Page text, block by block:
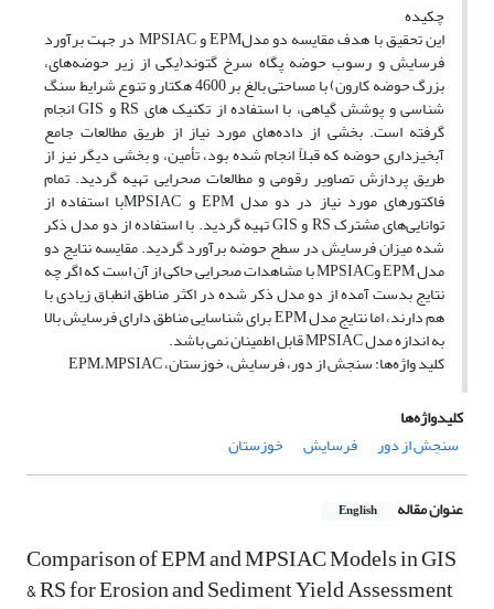
چکیده
این تحقیق با هدف مقایسه دو مدلEPM و MPSIAC در جهت برآورد
فرسایش و رسوب حوضه پگاه سرخ گتوند(یکی از زیر حوضه‌های،
بزرگ حوضه کارون) با مساحتی بالغ بر 4600 هکتار و تنوع شرایط سنگ
شناسی و پوشش گیاهی، با استفاده از تکنیک های RS و GIS انجام
گرفته است. بخشی از داده‌های مورد نیاز از طریق مطالعات جامع
آبخیزداری حوضه که قبلاً انجام شده بود، تأمین، و بخشی دیگر نیز از
طریق پردازش تصاویر رقومی و مطالعات صحرایی تهیه گردید. تمام
فاکتورهای مورد نیاز در دو مدل EPM و MPSIACبا استفاده از
توانایی‌های مشترک RS و GIS تهیه گردید. با استفاده از دو مدل ذکر
شده میزان فرسایش در سطح حوضه برآورد گردید. مقایسه نتایج دو
مدل EPM وMPSIAC با مشاهدات صحرایی حاکی از آن است که اگر چه
نتایج بدست آمده از دو مدل ذکر شده در اکثر مناطق انطباق زیادی با
هم دارند، اما نتایج مدل EPM برای شناسایی مناطق دارای فرسایش بالا
به اندازه مدل MPSIAC قابل اطمینان نمی باشد.
کلید واژه‌ها: سنجش از دور، فرسایش، خوزستان، EPM،MPSIAC
کلیدواژه‌ها
سنجش از دور
فرسایش خوزستان
عنوان مقاله English
Comparison of EPM and MPSIAC Models in GIS
& RS for Erosion and Sediment Yield Assessment